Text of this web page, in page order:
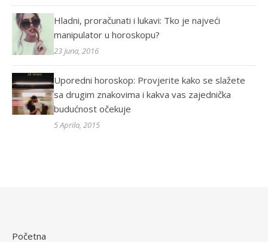
Hladni, proračunati i lukavi: Tko je najveći
manipulator u horoskopu?
23 Juna, 2016
Uporedni horoskop: Provjerite kako se slažete
sa drugim znakovima i kakva vas zajednička
budućnost očekuje
5 Aprila, 2015
Početna